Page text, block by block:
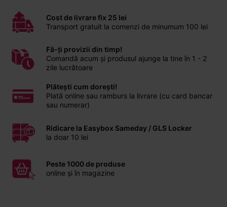
Cost de livrare fix 25 lei
Transport gratuit la comenzi de minumum 100 lei
Fă-ți provizii din timp!
Comandă acum și produsul ajunge la tine în 1 - 2
zile lucrătoare
Plătești cum dorești!
Plată online sau ramburs la livrare (cu card bancar
sau numerar)
Ridicare la Easybox Sameday / GLS Locker
la doar 10 lei
Peste 1000 de produse
online și în magazine